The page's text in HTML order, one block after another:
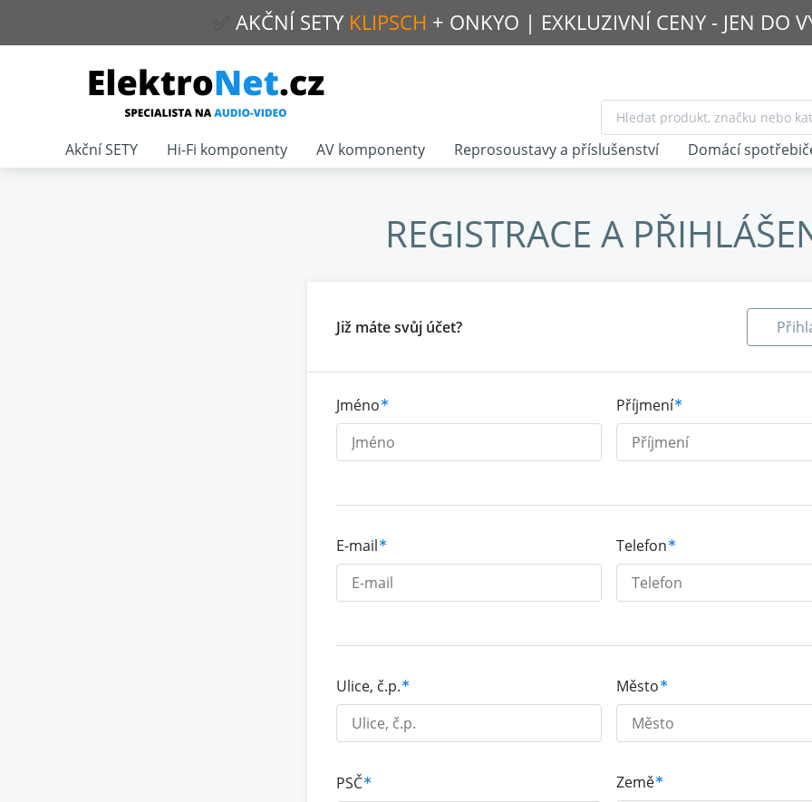
✅ AKČNÍ SETY KLIPSCH + ONKYO | EXKLUZIVNÍ CENY - JEN DO
REGISTRACE A
Již máte svůj účet?
Jméno Příjmení
E-mail Telefon
Ulice, č.p. Město
PSČ
Země
Akční SETY Hi-Fi komponenty AV komponenty Reprosoustavy a příslušenství Domácí